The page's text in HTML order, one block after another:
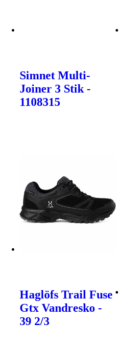
Simnet Multi-
Joiner 3 Stik -
1108315
Haglöfs Trail Fuse
Gtx Vandresko -
39 2/3